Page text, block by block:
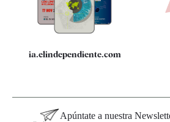
Especificaciones
ia.elindependiente.com
Apúntate a nuestra